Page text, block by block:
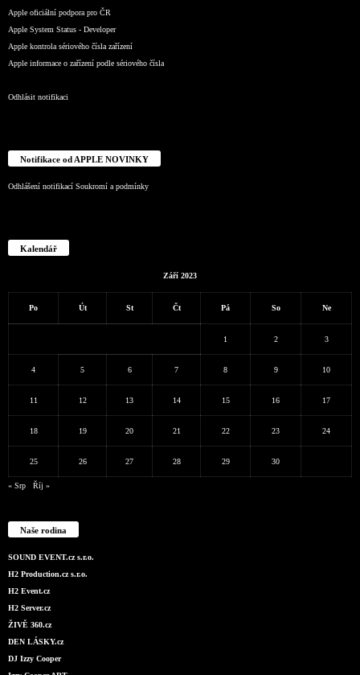
Apple oficiální podpora pro ČR
Apple System Status - Developer
Apple kontrola sériového čísla zařízení
Apple informace o zařízení podle sériového čísla
Odhlásit notifikaci
Notifikace od APPLE NOVINKY
Odhlášení notifikací Soukromí a podmínky
Kalendář
Září 2023
Po Út St Čt Pá So Ne
1 2 3
4 5 6 7 8 9 10
11 12 13 14 15 16 17
18 19 20 21 22 23 24
25 26 27 28 29 30
« Srp Říj »
Naše rodina
SOUND EVENT.cz s.r.o.
H2 Production.cz s.r.o.
H2 Event.cz
H2 Server.cz
ŽIVĚ 360.cz
DEN LÁSKY.cz
DJ Izzy Cooper